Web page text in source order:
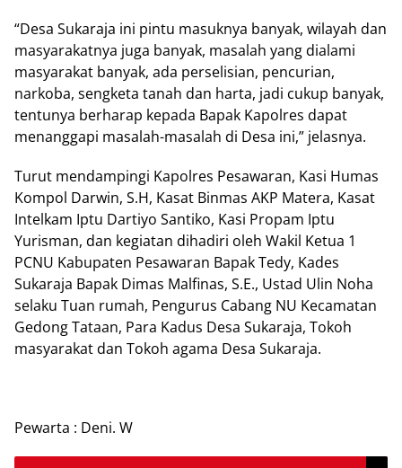
“Desa Sukaraja ini pintu masuknya banyak, wilayah dan
masyarakatnya juga banyak, masalah yang dialami
masyarakat banyak, ada perselisian, pencurian,
narkoba, sengketa tanah dan harta, jadi cukup banyak,
tentunya berharap kepada Bapak Kapolres dapat
menanggapi masalah-masalah di Desa ini,” jelasnya.
Turut mendampingi Kapolres Pesawaran, Kasi Humas
Kompol Darwin, S.H, Kasat Binmas AKP Matera, Kasat
Intelkam Iptu Dartiyo Santiko, Kasi Propam Iptu
Yurisman, dan kegiatan dihadiri oleh Wakil Ketua 1
PCNU Kabupaten Pesawaran Bapak Tedy, Kades
Sukaraja Bapak Dimas Malfinas, S.E., Ustad Ulin Noha
selaku Tuan rumah, Pengurus Cabang NU Kecamatan
Gedong Tataan, Para Kadus Desa Sukaraja, Tokoh
masyarakat dan Tokoh agama Desa Sukaraja.
Pewarta : Deni. W